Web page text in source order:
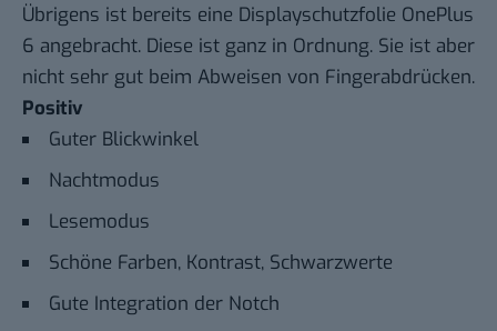
Übrigens ist bereits eine Displayschutzfolie OnePlus
6 angebracht. Diese ist ganz in Ordnung. Sie ist aber
nicht sehr gut beim Abweisen von Fingerabdrücken.
Positiv
Guter Blickwinkel
Nachtmodus
Lesemodus
Schöne Farben, Kontrast, Schwarzwerte
Gute Integration der Notch